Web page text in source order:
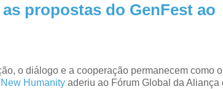
propostas do GenFest ao
o diálogo e a cooperação permanecem como o
New Humanity aderiu ao Fórum Global da Aliança